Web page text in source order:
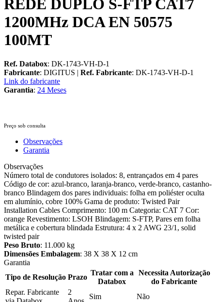
REDE DUPLO S-FTP CAT7
1200MHz DCA EN 50575
100MT
Ref. Databox: DK-1743-VH-D-1
Fabricante: DIGITUS | Ref. Fabricante: DK-1743-VH-D-1
Link do fabricante
Garantia: 24 Meses
Preço sob consulta
Observações
Garantia
Observações
Número total de condutores isolados: 8, entrançados em 4 pares
Código de cor: azul-branco, laranja-branco, verde-branco, castanho-
branco Blindagem dos pares individuais: folha em poliéster oculta
em alumínio, cobre 100% Gama de produto: Twisted Pair
Installation Cables Comprimento: 100 m Categoria: CAT 7 Cor:
orange Revestimento: LSOH Blindagem: S-FTP, Pares em folha
metálica e cobertura blindada Estrutura: 4 x 2 AWG 23/1, solid
twisted pair
Peso Bruto: 11.000 kg
Dimensões Embalagem: 38 X 38 X 12 cm
Garantia
Tipo de Resolução Prazo
Tratar com a
Databox
Necessita Autorização
do Fabricante
Repar. Fabricante
2
Sim Não